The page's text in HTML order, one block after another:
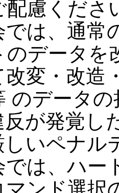
配慮くださ
では、通常
のデータを
改変・改造
のデータ
反が発覚し
しいペナル
では、ハー
マンド選択